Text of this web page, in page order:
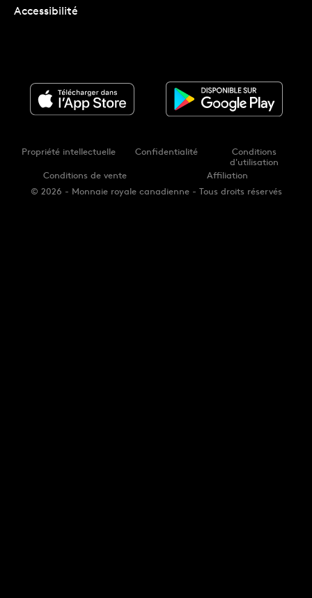
Accessibilité
© 2026 - Monnaie royale canadienne - Tous droits réservés
Propriété intellectuelle Confidentialité
Conditions
d'utilisation
Conditions de vente
Affiliation